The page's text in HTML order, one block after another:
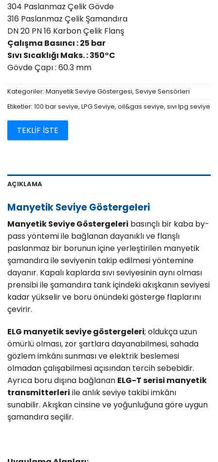
304 Paslanmaz Çelik Gövde
316 Paslanmaz Çelik Şamandıra
DN 20 PN 16 Karbon Çelik Flanş
Çalışma Basıncı : 25 bar
Sıvı Sıcaklığı Maks. : 350°C
Gövde Çapı : 60.3 mm
Kategoriler: Manyetik Seviye Göstergesi, Seviye Sensörleri
Etiketler: 100 bar seviye, LPG Seviye, oil&gas seviye, sıvı lpg seviye
TEKLİF İSTE
AÇIKLAMA
Manyetik Seviye Göstergeleri
Manyetik Seviye Göstergeleri basınçlı bir kaba by-
pass yöntemi ile bağlanan dayanıklı ve flanşlı
paslanmaz bir borunun içine yerleştirilen manyetik
şamandıra ile seviyenin takip edilmesi yöntemine
dayanır. Kapalı kaplarda sıvı seviyesinin aynı olması
prensibi ile şamandıra tank içindeki akışkanın seviyesi
kadar yükselir ve boru önündeki gösterge flaplarını
çevirir.
ELG manyetik seviye göstergeleri; oldukça uzun
ömürlü olması, zor şartlara dayanabilmesi, sahada
gözlem imkânı sunması ve elektrik beslemesi
olmadan çalışabilmesi açısından tercih sebebidir.
Ayrıca boru dışına bağlanan ELG-T serisi manyetik
transmitterleri ile anlık seviye takibi imkânı
sunabilir. Akışkan cinsine ve yoğunluğuna göre uygun
şamandıra seçilir.